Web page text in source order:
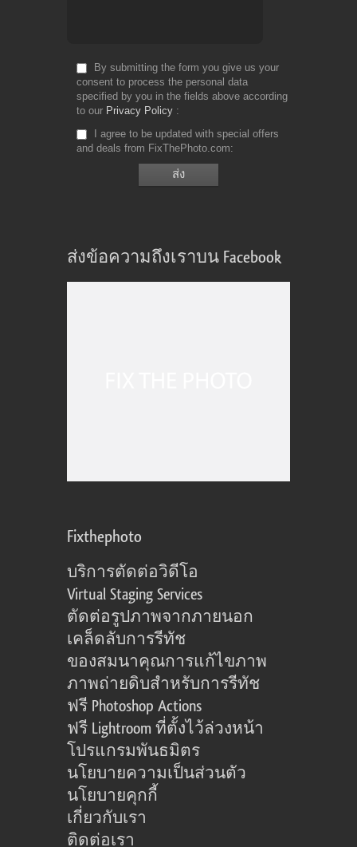
By submitting the form you give us your
consent to process the personal data
specified by you in the fields above according
to our Privacy Policy
I agree to be updated with special offers
and deals from FixThePhoto.com
ส่งข้อความถึงเราบน Facebook
Fixthephoto
บริการตัดต่อวิดีโอ
Virtual Staging Services
ตัดต่อรูปภาพจากภายนอก
เคล็ดลับการรีทัช
ของสมนาคุณการแก้ไขภาพ
ภาพถ่ายดิบสำหรับการรีทัช
ฟรี Photoshop Actions
ฟรี Lightroom ที่ตั้งไว้ล่วงหน้า
โปรแกรมพันธมิตร
นโยบายความเป็นส่วนตัว
นโยบายคุกกี้
เกี่ยวกับเรา
ติดต่อเรา